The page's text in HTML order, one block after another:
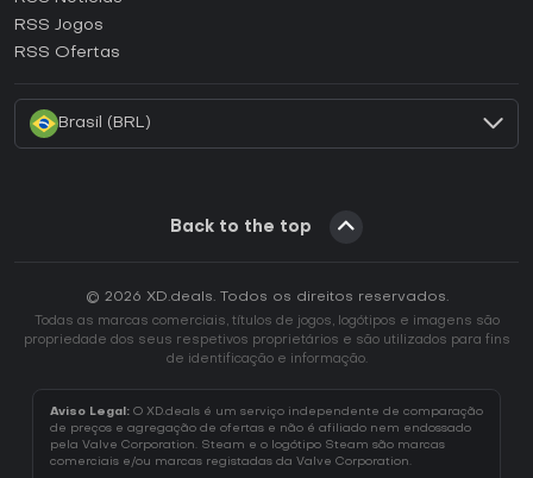
Como ativar uma CD Key Ubisoft Connect?
RSS Jogos
RSS Ofertas
Brasil (BRL)
Back to the top
© 2026 XD.deals. Todos os direitos reservados.
Todas as marcas comerciais, títulos de jogos, logótipos e imagens são
propriedade dos seus respetivos proprietários e são utilizados para fins
de identificação e informação.
Aviso Legal: O XD.deals é um serviço independente de comparação
de preços e agregação de ofertas e não é afiliado nem endossado
pela Valve Corporation. Steam e o logótipo Steam são marcas
comerciais e/ou marcas registadas da Valve Corporation.